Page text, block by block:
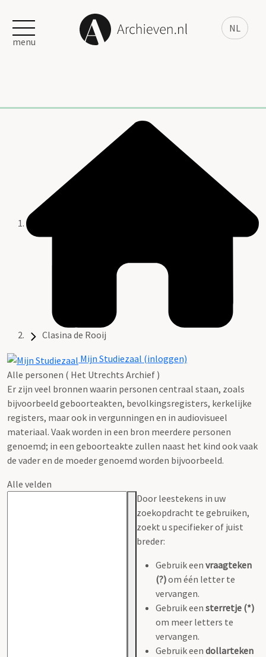
NL
menu
Clasina de Rooij
Mijn Studiezaal (inloggen)
Alle personen ( Het Utrechts Archief )
Er zijn veel bronnen waarin personen centraal staan, zoals
bijvoorbeeld geboorteakten, bevolkingsregisters, kerkelijke
registers, maar ook in vergunningen en in audiovisueel
materiaal. Vaak worden in een bron meerdere personen
genoemd; in een geboorteakte zullen naast het kind ook vaak
de vader en de moeder genoemd worden bijvoorbeeld.
Alle velden
Door leestekens in uw
zoekopdracht te gebruiken,
zoekt u specifieker of juist
breder:
Gebruik een vraagteken
(?)om één letter te
vervangen.
Gebruik een sterretje (*)
om meer letters te
vervangen.
Gebruik een dollarteken